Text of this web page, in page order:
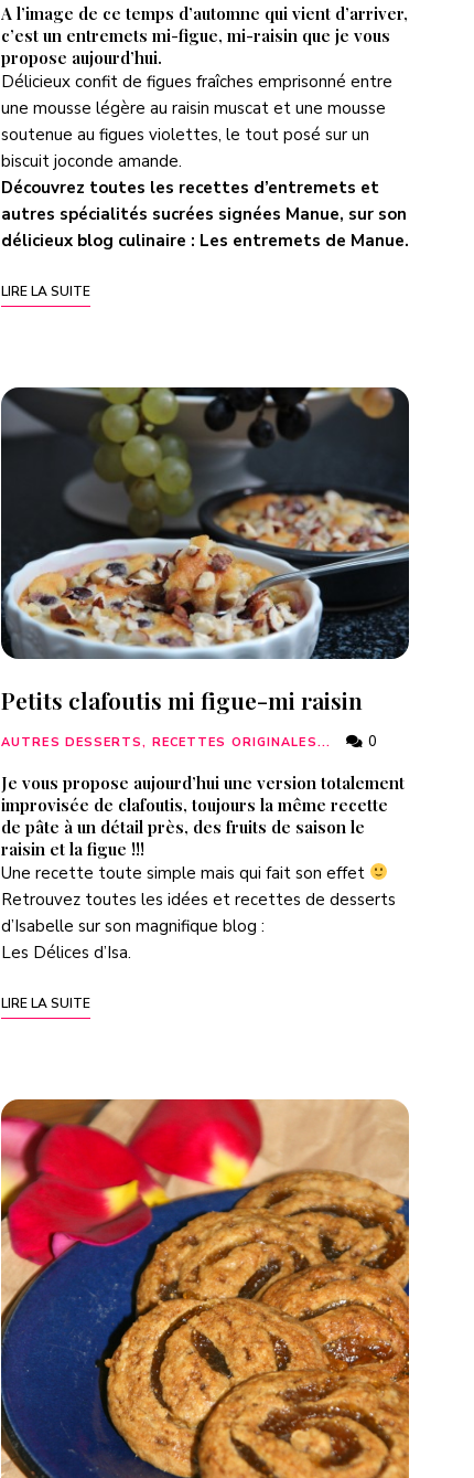
A l’image de ce temps d’automne qui vient d’arriver,
c’est un entremets mi-figue, mi-raisin que je vous
propose aujourd’hui.
Délicieux confit de figues fraîches emprisonné entre
une mousse légère au raisin muscat et une mousse
soutenue au figues violettes, le tout posé sur un
biscuit joconde amande.
Découvrez toutes les recettes d’entremets et
autres spécialités sucrées signées Manue, sur son
délicieux blog culinaire : Les entremets de Manue.
LIRE LA SUITE
Petits clafoutis mi figue-mi raisin
AUTRES DESSERTS, RECETTES ORIGINALES... 0
Je vous propose aujourd’hui une version totalement
improvisée de clafoutis, toujours la même recette
de pâte à un détail près, des fruits de saison le
raisin et la figue !!!
Une recette toute simple mais qui fait son effet
Retrouvez toutes les idées et recettes de desserts
d’Isabelle sur son magnifique blog :
Les Délices d’Isa.
LIRE LA SUITE